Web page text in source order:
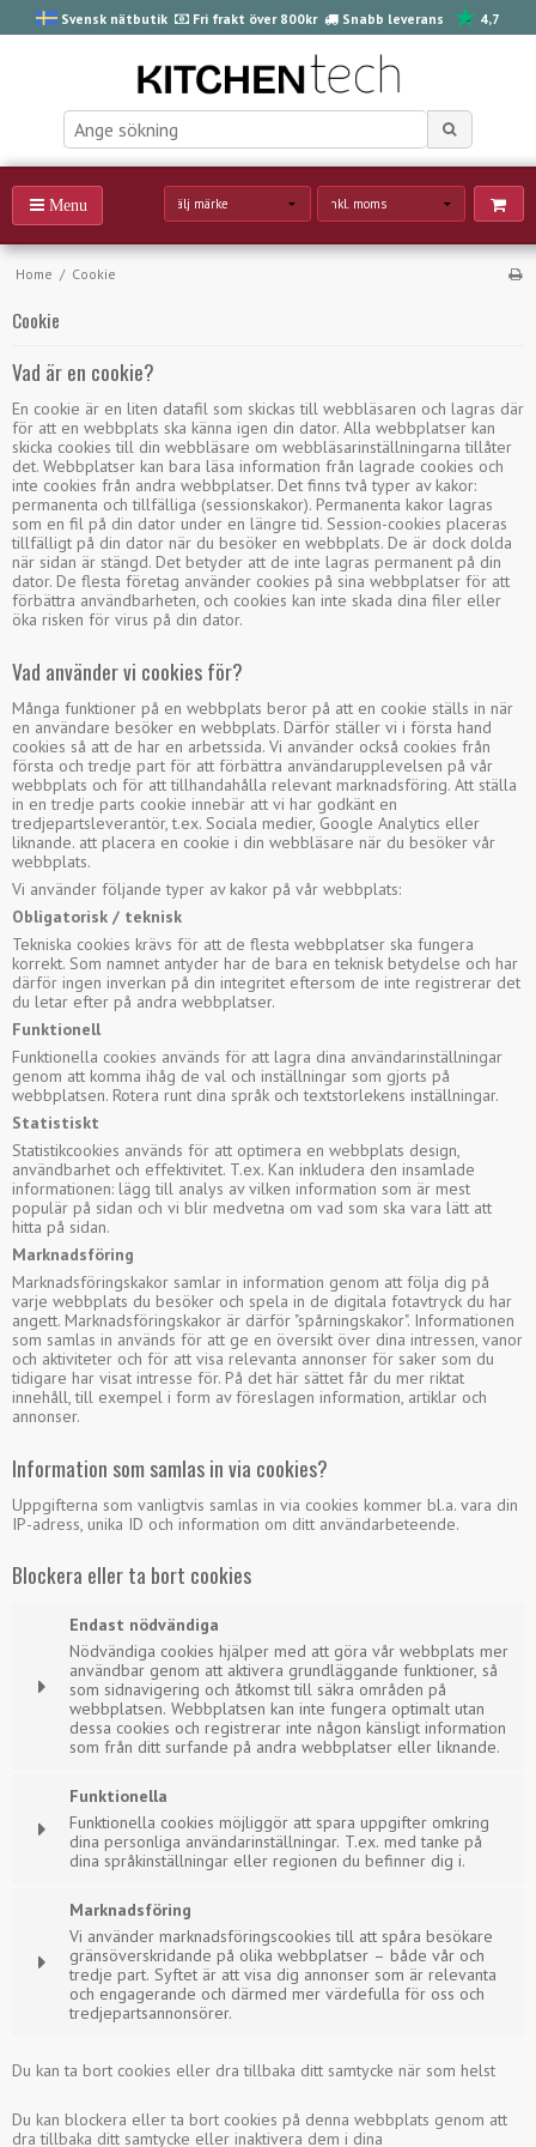
Svensk nätbutik Fri frakt över 800kr Snabb leverans 4,7
Home / Cookie
Cookie
Vad är en cookie?
En cookie är en liten datafil som skickas till webbläsaren och lagras där
för att en webbplats ska känna igen din dator. Alla webbplatser kan
skicka cookies till din webbläsare om webbläsarinställningarna tillåter
det. Webbplatser kan bara läsa information från lagrade cookies och
inte cookies från andra webbplatser. Det finns två typer av kakor:
permanenta och tillfälliga (sessionskakor). Permanenta kakor lagras
som en fil på din dator under en längre tid. Session-cookies placeras
tillfälligt på din dator när du besöker en webbplats. De är dock dolda
när sidan är stängd. Det betyder att de inte lagras permanent på din
dator. De flesta företag använder cookies på sina webbplatser för att
förbättra användbarheten, och cookies kan inte skada dina filer eller
öka risken för virus på din dator.
Vad använder vi cookies för?
Många funktioner på en webbplats beror på att en cookie ställs in när
en användare besöker en webbplats. Därför ställer vi i första hand
cookies så att de har en arbetssida. Vi använder också cookies från
första och tredje part för att förbättra användarupplevelsen på vår
webbplats och för att tillhandahålla relevant marknadsföring. Att ställa
in en tredje parts cookie innebär att vi har godkänt en
tredjepartsleverantör, t.ex. Sociala medier, Google Analytics eller
liknande. att placera en cookie i din webbläsare när du besöker vår
webbplats.
Vi använder följande typer av kakor på vår webbplats:
Obligatorisk / teknisk
Tekniska cookies krävs för att de flesta webbplatser ska fungera
korrekt. Som namnet antyder har de bara en teknisk betydelse och har
därför ingen inverkan på din integritet eftersom de inte registrerar det
du letar efter på andra webbplatser.
Funktionell
Funktionella cookies används för att lagra dina användarinställningar
genom att komma ihåg de val och inställningar som gjorts på
webbplatsen. Rotera runt dina språk och textstorlekens inställningar.
Statistiskt
Statistikcookies används för att optimera en webbplats design,
användbarhet och effektivitet. T.ex. Kan inkludera den insamlade
informationen: lägg till analys av vilken information som är mest
populär på sidan och vi blir medvetna om vad som ska vara lätt att
hitta på sidan.
Marknadsföring
Marknadsföringskakor samlar in information genom att följa dig på
varje webbplats du besöker och spela in de digitala fotavtryck du har
angett. Marknadsföringskakor är därför "spårningskakor". Informationen
som samlas in används för att ge en översikt över dina intressen, vanor
och aktiviteter och för att visa relevanta annonser för saker som du
tidigare har visat intresse för. På det här sättet får du mer riktat
innehåll, till exempel i form av föreslagen information, artiklar och
annonser.
Information som samlas in via cookies?
Uppgifterna som vanligtvis samlas in via cookies kommer bl.a. vara din
IP-adress, unika ID och information om ditt användarbeteende.
Blockera eller ta bort cookies
Endast nödvändiga
Nödvändiga cookies hjälper med att göra vår webbplats mer
användbar genom att aktivera grundläggande funktioner, så
som sidnavigering och åtkomst till säkra områden på
webbplatsen. Webbplatsen kan inte fungera optimalt utan
dessa cookies och registrerar inte någon känsligt information
som från ditt surfande på andra webbplatser eller liknande.
Cookie (kaka):
PHPSESSID
Ursprung:
System
This cookie is used by the server to keep track of your
session.
Session
cookie_consent
Ursprung:
System
This cookie is used to enforce your preferences in
relation to cookies.
1 year
_GRECAPTCHA
6
Funktionella
Funktionella cookies möjliggör att spara uppgifter omkring
dina personliga användarinställningar. T.ex. med tanke på
dina språkinställningar eller regionen du befinner dig i.
Cookie (kaka):
__Secure-3PSIDCC
Ursprung:
Google
Beskrivning:
personalised Google advertising.
2 years
Ursprung:
Marknadsföring
Vi använder marknadsföringscookies till att spåra besökare
gränsöverskridande på olika webbplatser – både vår och
tredje part. Syftet är att visa dig annonser som är relevanta
och engagerande och därmed mer värdefulla för oss och
tredjepartsannonsörer.
Ursprung:
Facebook
Du kan ta bort cookies eller dra tillbaka ditt samtycke när som helst
Du kan blockera eller ta bort cookies på denna webbplats genom att
dra tillbaka ditt samtycke eller inaktivera dem i dina